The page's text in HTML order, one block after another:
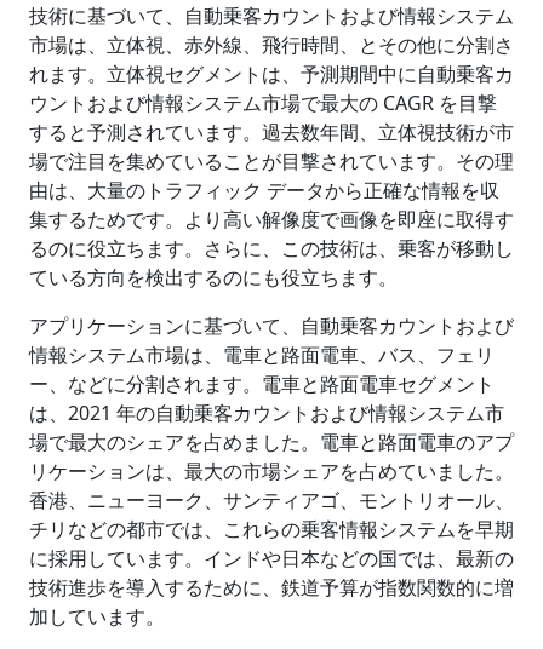
技術に基づいて、自動乗客カウントおよび情報システム
市場は、立体視、赤外線、飛行時間、とその他に分割さ
れます。立体視セグメントは、予測期間中に自動乗客カ
ウントおよび情報システム市場で最大の CAGR を目撃
すると予測されています。過去数年間、立体視技術が市
場で注目を集めていることが目撃されています。その理
由は、大量のトラフィック データから正確な情報を収
集するためです。より高い解像度で画像を即座に取得す
るのに役立ちます。さらに、この技術は、乗客が移動し
ている方向を検出するのにも役立ちます。
アプリケーションに基づいて、自動乗客カウントおよび
情報システム市場は、電車と路面電車、バス、フェリ
ー、などに分割されます。電車と路面電車セグメント
は、2021 年の自動乗客カウントおよび情報システム市
場で最大のシェアを占めました。電車と路面電車のアプ
リケーションは、最大の市場シェアを占めていました。
香港、ニューヨーク、サンティアゴ、モントリオール、
チリなどの都市では、これらの乗客情報システムを早期
に採用しています。インドや日本などの国では、最新の
技術進歩を導入するために、鉄道予算が指数関数的に増
加しています。